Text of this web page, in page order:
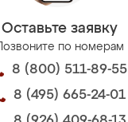
Оставьте заявку
Позвоните по номерам
8 (800) 511-89-55
8 (495) 665-24-01